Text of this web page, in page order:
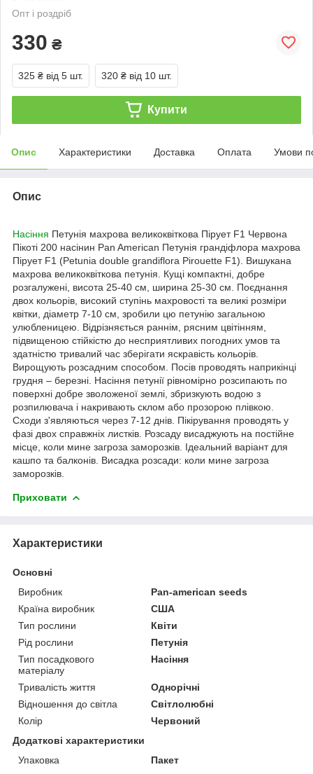
Опт і роздріб
330 ₴
325 ₴ від 5 шт. 320 ₴ від 10 шт.
Купити
Опис Характеристики Доставка Оплата Умови
Опис
Насіння Петунія махрова великоквіткова Пірует F1 Червона
Пікоті 200 насінин Pan American Петунія грандіфлора махрова
Пірует F1 (Petunia double grandiflora Pirouette F1). Вишукана
махрова великоквіткова петунія. Кущі компактні, добре
розгалужені, висота 25-40 см, ширина 25-30 см. Поєднання
двох кольорів, високий ступінь махровості та великі розміри
квітки, діаметр 7-10 см, зробили цю петунію загальною
улюбленицею.
Відрізняється раннім, рясним цвітінням,
підвищеною стійкістю до несприятливих погодних умов та
здатністю тривалий час зберігати яскравість кольорів.
Вирощують розсадним способом. Посів проводять наприкінці
грудня – березні. Насіння петунії рівномірно розсипають по
поверхні добре зволоженої землі, збризкують водою з
розпилювача і накривають склом або прозорою плівкою.
Сходи з'являються через 7-12 днів. Пікірування проводять у
фазі двох справжніх листків. Розсаду висаджують на постійне
місце, коли мине загроза заморозків. Ідеальний варіант для
кашпо та балконів. Висадка розсади: коли мине загроза
заморозків.
Приховати
Характеристики
Основні
Виробник
Pan-american seeds
Країна виробник
США
Тип рослини
Квіти
Рід рослини
Петунія
Тип посадкового
матеріалу
Насіння
Тривалість життя
Однорічні
Відношення до світла
Світлолюбні
Колір
Червоний
Додаткові характеристики
Упаковка
Пакет